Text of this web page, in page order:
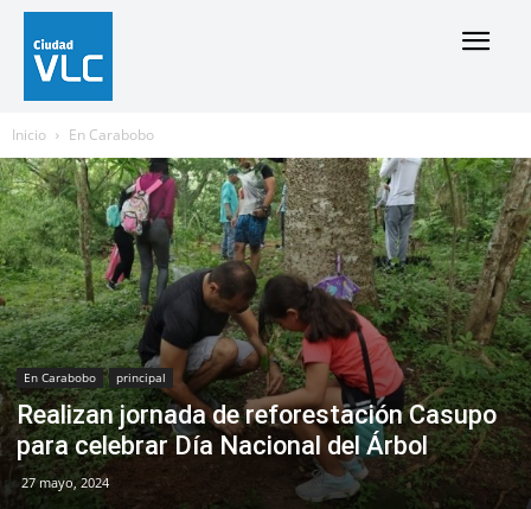
Inicio En Carabobo
En Carabobo principal
Realizan jornada de reforestación Casupo
para celebrar Día Nacional del Árbol
27 mayo, 2024